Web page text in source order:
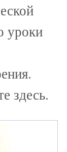
уроки
здесь.